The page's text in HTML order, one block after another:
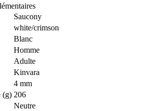
Saucony
white/crimson
Blanc
Homme
Adulte
Kinvara
4 mm
(g) 206
Neutre